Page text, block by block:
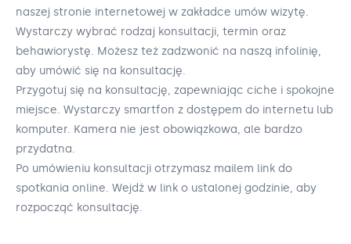
naszej stronie internetowej w zakładce umów wizytę.
Wystarczy wybrać rodzaj konsultacji, termin oraz
behawiorystę. Możesz też zadzwonić na naszą infolinię,
aby umówić się na konsultację.
Przygotuj się na konsultację, zapewniając ciche i spokojne
miejsce. Wystarczy smartfon z dostępem do internetu lub
komputer. Kamera nie jest obowiązkowa, ale bardzo
przydatna.
Po umówieniu konsultacji otrzymasz mailem link do
spotkania online. Wejdź w link o ustalonej godzinie, aby
rozpocząć konsultację.